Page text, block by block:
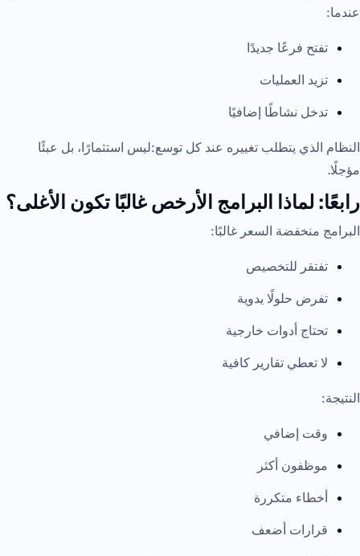
عندما:
تفتح فرعًا جديدًا
تزيد العمليات
تدخل نشاطًا إضافيًا
النظام الذي يتطلب تغييره عند كل توسع:ليس استثمارًا، بل عبئًا
مؤجلًا.
رابعًا: لماذا البرامج الأرخص غالبًا تكون الأغلى؟
البرامج منخفضة السعر غالبًا:
تفتقر للتخصيص
تفرض حلولًا يدوية
تحتاج أدوات خارجية
لا تعطي تقارير كافية
النتيجة:
وقت إضافي
موظفون أكثر
أخطاء متكررة
قرارات أضعف